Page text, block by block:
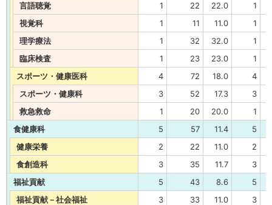
言語聴覚
1 22 22.0
1
視覚科
1 11 11.0
1
理学療法
1 32 32.0
1
臨床検査
1 23 23.0
1
スポーツ・健康医科
4 72 18.0
4
スポーツ・健康科
3 52 17.3
3
救急救命
1 20 20.0
1
食健康科
5 57 11.4
5
健康栄養
2 22 11.0
2
食創造科
3 35 11.7
3
福祉貢献
5 43 8.6
5
福祉貢献－社会福祉
3 33 11.0
3